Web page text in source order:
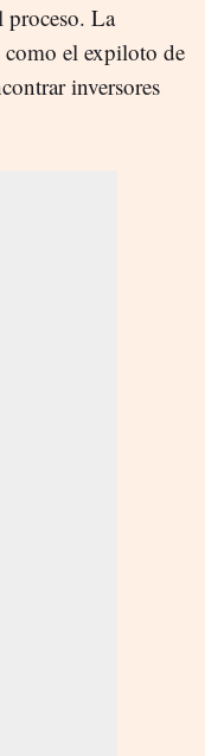
proceso. La
el expiloto de
inversores